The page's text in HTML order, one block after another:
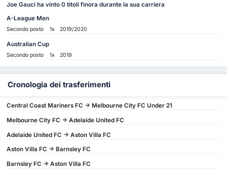
Joe Gauci ha vinto 0 titoli finora durante la sua carriera
A-League Men
Secondo posto 1x 2019/2020
Australian Cup
Secondo posto 1x 2019
Cronologia dei trasferimenti
Central Coast Mariners FC -> Melbourne City FC Under 21
Melbourne City FC -> Adelaide United FC
Adelaide United FC -> Aston Villa FC
Aston Villa FC -> Barnsley FC
Barnsley FC -> Aston Villa FC